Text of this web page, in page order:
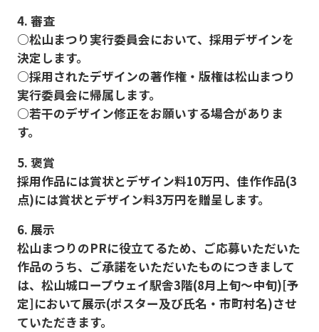
4. 審査
○松山まつり実行委員会において、採用デザインを
決定します。
○採用されたデザインの著作権・版権は松山まつり
実行委員会に帰属します。
○若干のデザイン修正をお願いする場合がありま
す。
5. 褒賞
採用作品には賞状とデザイン料10万円、佳作作品(3
点)には賞状とデザイン料3万円を贈呈します。
6. 展示
松山まつりのPRに役立てるため、ご応募いただいた
作品のうち、ご承諾をいただいたものにつきまして
は、松山城ロープウェイ駅舎3階(8月上旬〜中旬)[予
定]において展示(ポスター及び氏名・市町村名)させ
ていただきます。